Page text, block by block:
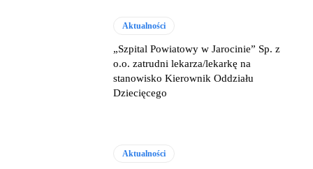
Aktualności
„Szpital Powiatowy w Jarocinie” Sp. z
o.o. zatrudni lekarza/lekarkę na
stanowisko Kierownik Oddziału
Dziecięcego
Aktualności